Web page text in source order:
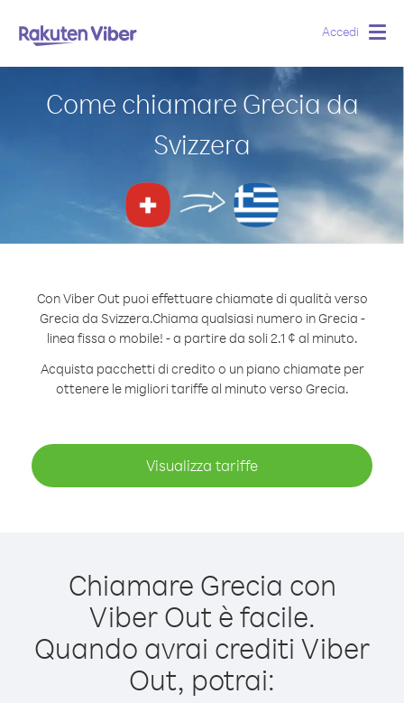
Accedi
Come chiamare Grecia da
Svizzera
Con Viber Out puoi effettuare chiamate di qualità verso
Grecia da Svizzera.Chiama qualsiasi numero in Grecia -
linea fissa o mobile! - a partire da soli 2.1 ¢ al minuto.
Acquista pacchetti di credito o un piano chiamate per
ottenere le migliori tariffe al minuto verso Grecia.
Visualizza tariffe
Chiamare Grecia con
Viber Out è facile.
Quando avrai crediti Viber
Out, potrai: